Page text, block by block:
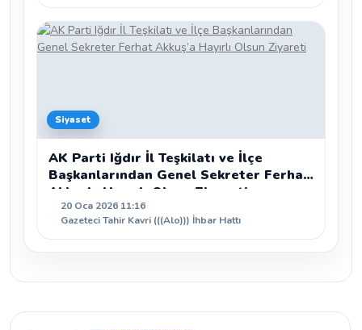
Siyaset
AK Parti Iğdır İl Teşkilatı ve İlçe
Başkanlarından Genel Sekreter Ferhat
Akkuş’a Hayırlı Olsun Ziyareti
20 Oca 2026 11:16
Gazeteci Tahir Kavri (((Alo))) İhbar Hattı